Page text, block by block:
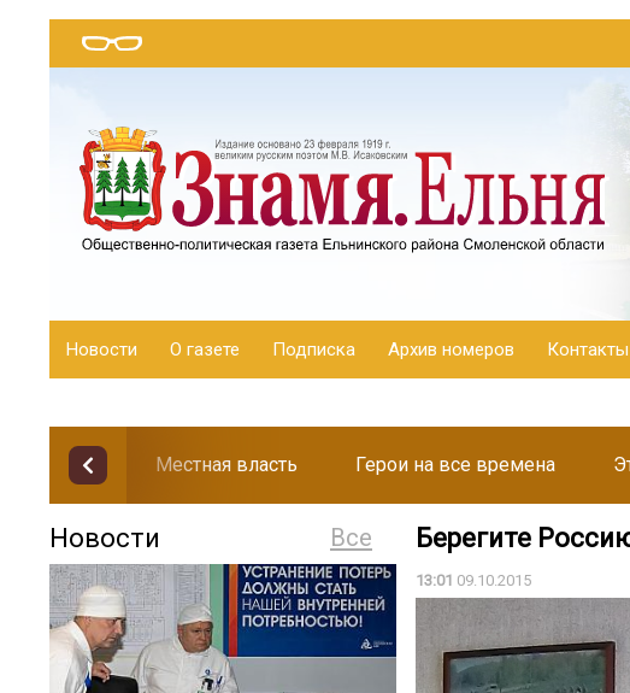
Новости О газете Подписка Архив номеров Контакты
Местная власть Герои на все времена
Все
Новости Берегите
13:01 09.10.2015